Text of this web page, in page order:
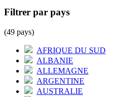
Filtrer par pays
(49 pays)
AFRIQUE DU SUD
ALBANIE
ALLEMAGNE
ARGENTINE
AUSTRALIE